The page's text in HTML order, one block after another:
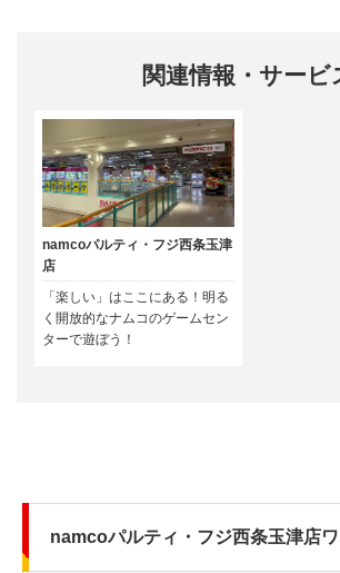
関連情報・サービ
namcoパルティ・フジ西条玉津
店
「楽しい」はここにある！明る
く開放的なナムコのゲームセン
ターで遊ぼう！
namcoパルティ・フジ西条玉津店